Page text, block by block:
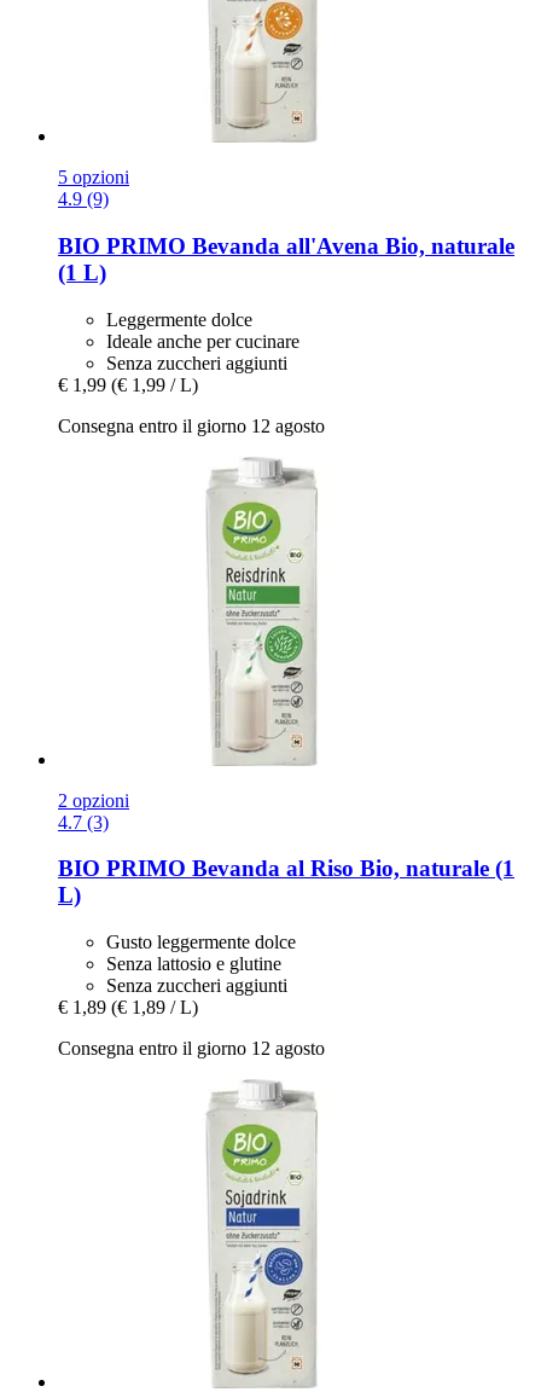
5 opzioni
4.9 (9)
BIO PRIMO Bevanda all'Avena Bio, naturale
(1 L)
Leggermente dolce
Ideale anche per cucinare
Senza zuccheri aggiunti
€ 1,99 (€ 1,99 / L)
Consegna entro il giorno 12 agosto
2 opzioni
4.7 (3)
BIO PRIMO Bevanda al Riso Bio, naturale (1
L)
Gusto leggermente dolce
Senza lattosio e glutine
Senza zuccheri aggiunti
€ 1,89 (€ 1,89 / L)
Consegna entro il giorno 12 agosto